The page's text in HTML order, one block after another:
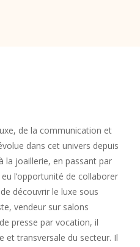
de la communication et
dans cet univers depuis
la joaillerie, en passant par
l’opportunité de collaborer
découvrir le luxe sous
vendeur sur salons
presse par vocation, il
et transversale du secteur. Il